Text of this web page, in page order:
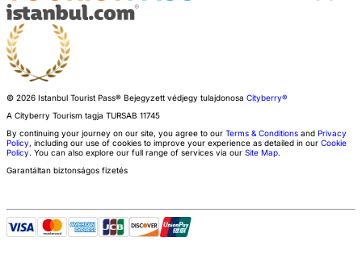
© 2026 Istanbul Tourist Pass® Bejegyzett védjegy tulajdonosa Cityberry®
A Cityberry Tourism tagja TURSAB 11745
By continuing your journey on our site, you agree to our Terms & Conditions and Privacy
Policy, including our use of cookies to improve your experience as detailed in our Cookie
Policy. You can also explore our full range of services via our Site Map.
Garantáltan biztonságos fizetés